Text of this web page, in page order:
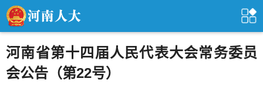
河南省第十四届人民代表大会常务委员
会公告（第22号）